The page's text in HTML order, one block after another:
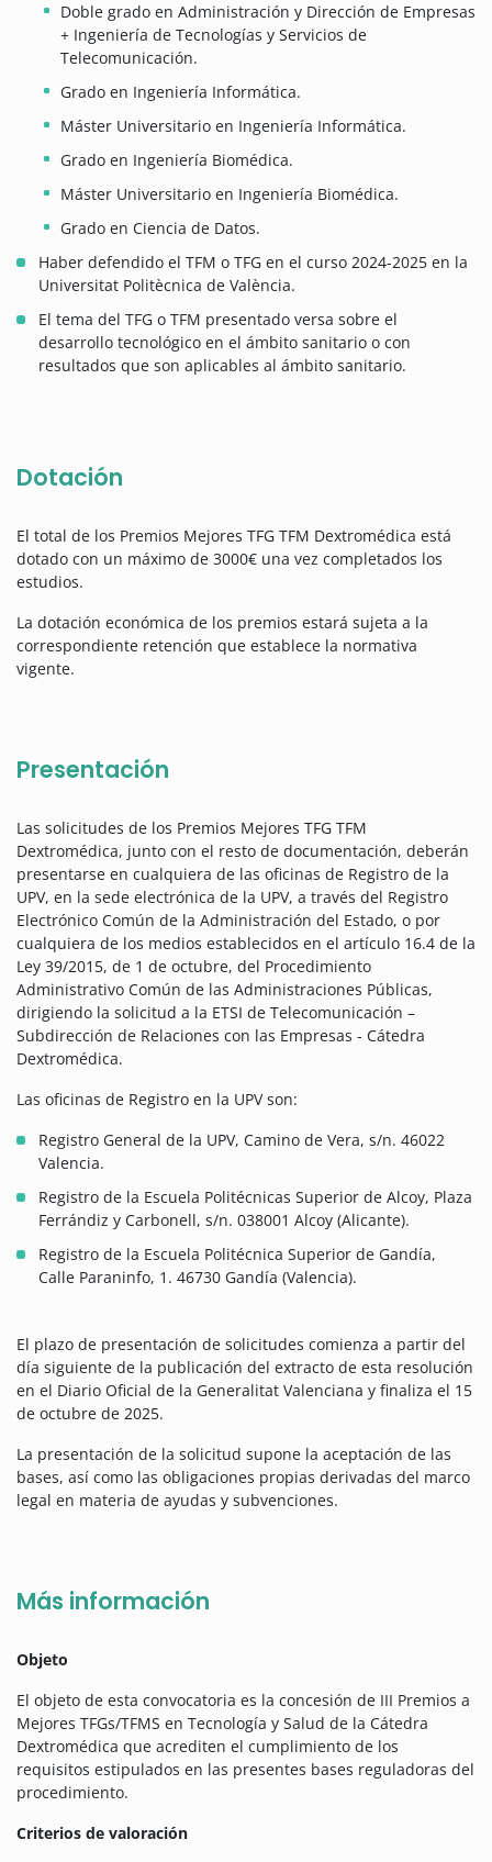
Doble grado en Administración y Dirección de Empresas
+ Ingeniería de Tecnologías y Servicios de
Telecomunicación.
Grado en Ingeniería Informática.
Máster Universitario en Ingeniería Informática.
Grado en Ingeniería Biomédica.
Máster Universitario en Ingeniería Biomédica.
Grado en Ciencia de Datos.
Haber defendido el TFM o TFG en el curso 2024-2025 en la
Universitat Politècnica de València.
El tema del TFG o TFM presentado versa sobre el
desarrollo tecnológico en el ámbito sanitario o con
resultados que son aplicables al ámbito sanitario.
Dotación
El total de los Premios Mejores TFG TFM Dextromédica está
dotado con un máximo de 3000€ una vez completados los
estudios.
La dotación económica de los premios estará sujeta a la
correspondiente retención que establece la normativa
vigente.
Presentación
Las solicitudes de los Premios Mejores TFG TFM
Dextromédica, junto con el resto de documentación, deberán
presentarse en cualquiera de las oficinas de Registro de la
UPV, en la sede electrónica de la UPV, a través del Registro
Electrónico Común de la Administración del Estado, o por
cualquiera de los medios establecidos en el artículo 16.4 de la
Ley 39/2015, de 1 de octubre, del Procedimiento
Administrativo Común de las Administraciones Públicas,
dirigiendo la solicitud a la ETSI de Telecomunicación –
Subdirección de Relaciones con las Empresas - Cátedra
Dextromédica.
Las oficinas de Registro en la UPV son:
Registro General de la UPV, Camino de Vera, s/n. 46022
Valencia.
Registro de la Escuela Politécnicas Superior de Alcoy, Plaza
Ferrándiz y Carbonell, s/n. 038001 Alcoy (Alicante).
Registro de la Escuela Politécnica Superior de Gandía,
Calle Paraninfo, 1. 46730 Gandía (Valencia).
El plazo de presentación de solicitudes comienza a partir del
día siguiente de la publicación del extracto de esta resolución
en el Diario Oficial de la Generalitat Valenciana y finaliza el 15
de octubre de 2025.
La presentación de la solicitud supone la aceptación de las
bases, así como las obligaciones propias derivadas del marco
legal en materia de ayudas y subvenciones.
Más información
Objeto
El objeto de esta convocatoria es la concesión de III Premios a
Mejores TFGs/TFMS en Tecnología y Salud de la Cátedra
Dextromédica que acrediten el cumplimiento de los
requisitos estipulados en las presentes bases reguladoras del
procedimiento.
Criterios de valoración